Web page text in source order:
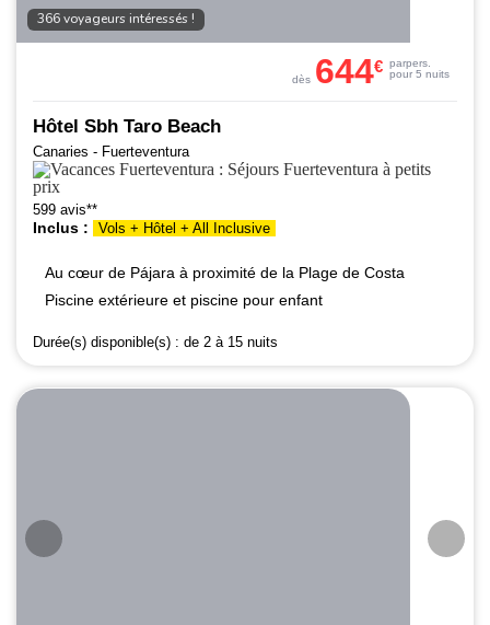
366 voyageurs intéressés !
Hôtel Sbh Taro Beach
Canaries - Fuerteventura
599 avis**
Inclus : Vols + Hôtel + All Inclusive
Au cœur de Pájara à proximité de la Plage de Costa
Piscine extérieure et piscine pour enfant
Durée(s) disponible(s) : de 2 à 15 nuits
dès 644€ parpers.
pour 5 nuits